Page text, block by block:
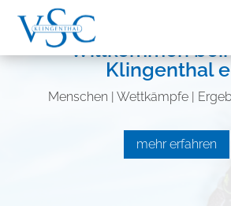
Willkommen
Klingenthal
Menschen | Wettkämpfe |
mehr erfahren